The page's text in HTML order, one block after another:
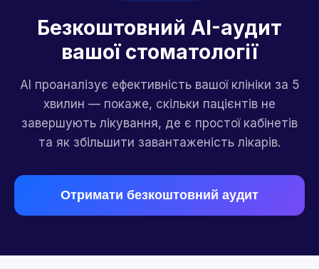
Безкоштовний AI-аудит
вашої стоматології
AI проаналізує ефективність вашої клініки за 5
хвилин — покаже, скільки пацієнтів не
завершують лікування, де є простої кабінетів
та як збільшити завантаженість лікарів.
Отримати безкоштовний аудит